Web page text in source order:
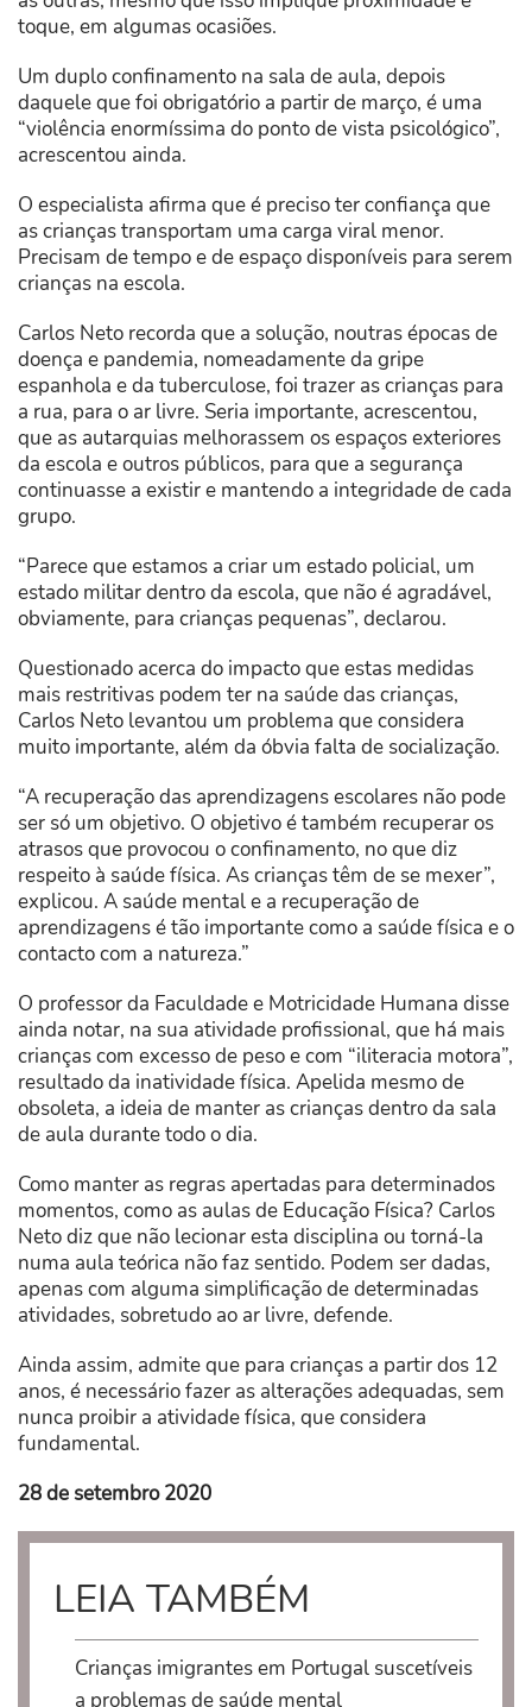
toque, em algumas ocasiões.
Um duplo confinamento na sala de aula, depois
daquele que foi obrigatório a partir de março, é uma
“violência enormíssima do ponto de vista psicológico”,
acrescentou ainda.
O especialista afirma que é preciso ter confiança que
as crianças transportam uma carga viral menor.
Precisam de tempo e de espaço disponíveis para serem
crianças na escola.
Carlos Neto recorda que a solução, noutras épocas de
doença e pandemia, nomeadamente da gripe
espanhola e da tuberculose, foi trazer as crianças para
a rua, para o ar livre. Seria importante, acrescentou,
que as autarquias melhorassem os espaços exteriores
da escola e outros públicos, para que a segurança
continuasse a existir e mantendo a integridade de cada
grupo.
“Parece que estamos a criar um estado policial, um
estado militar dentro da escola, que não é agradável,
obviamente, para crianças pequenas”, declarou.
Questionado acerca do impacto que estas medidas
mais restritivas podem ter na saúde das crianças,
Carlos Neto levantou um problema que considera
muito importante, além da óbvia falta de socialização.
“A recuperação das aprendizagens escolares não pode
ser só um objetivo. O objetivo é também recuperar os
atrasos que provocou o confinamento, no que diz
respeito à saúde física. As crianças têm de se mexer”,
explicou. A saúde mental e a recuperação de
aprendizagens é tão importante como a saúde física e o
contacto com a natureza.”
O professor da Faculdade e Motricidade Humana disse
ainda notar, na sua atividade profissional, que há mais
crianças com excesso de peso e com “iliteracia motora”,
resultado da inatividade física. Apelida mesmo de
obsoleta, a ideia de manter as crianças dentro da sala
de aula durante todo o dia.
Como manter as regras apertadas para determinados
momentos, como as aulas de Educação Física? Carlos
Neto diz que não lecionar esta disciplina ou torná-la
numa aula teórica não faz sentido. Podem ser dadas,
apenas com alguma simplificação de determinadas
atividades, sobretudo ao ar livre, defende.
Ainda assim, admite que para crianças a partir dos 12
anos, é necessário fazer as alterações adequadas, sem
nunca proibir a atividade física, que considera
fundamental.
28 de setembro 2020
LEIA TAMBÉM
Crianças imigrantes em Portugal suscetíveis
a problemas de saúde mental